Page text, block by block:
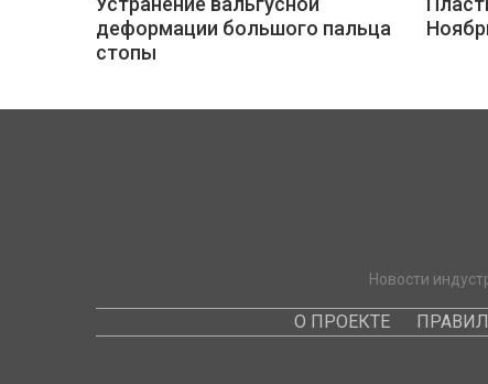
деформации большого пальца
стопы
Новости
О ПРОЕКТЕ